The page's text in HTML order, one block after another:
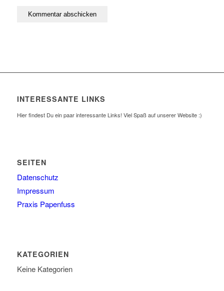
INTERESSANTE LINKS
Hier findest Du ein paar interessante Links! Viel Spaß auf unserer Website :)
SEITEN
Datenschutz
Impressum
Praxis Papenfuss
KATEGORIEN
Keine Kategorien